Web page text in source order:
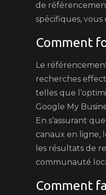
de
spécifiques,
Comment
Le
recherches
telles que
Google My
En s’assurant
canaux en ligne,
les résultats de
communauté
Comment